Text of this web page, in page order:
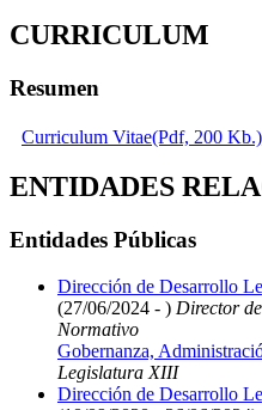
CURRICULUM
Resumen
Curriculum Vitae(Pdf, 200 Kb.)
ENTIDADES
Entidades Públicas
Dirección de Desarrollo
(27/06/2024 - ) Director
Normativo
Gobernanza,
Legislatura XIII
Dirección de Desarrollo